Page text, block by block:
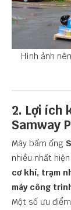
Hình ảnh
2. Lợi ích
Samway
Máy bấm ống
nhiều nhất
cơ khí, trạm
máy công
Một số ưu